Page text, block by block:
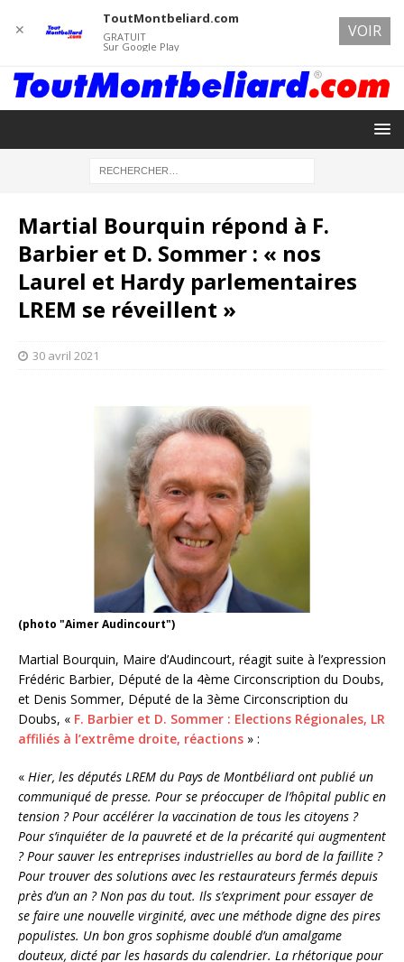
Martial Bourquin répond à F.
Barbier et D. Sommer : « nos
Laurel et Hardy parlementaires
LREM se réveillent »
30 avril 2021
(photo "Aimer Audincourt")
Martial Bourquin, Maire d’Audincourt, réagit suite à l’expression
Frédéric Barbier, Député de la 4ème Circonscription du Doubs,
et Denis Sommer, Député de la 3ème Circonscription du
Doubs, « F. Barbier et D. Sommer : Elections Régionales, LR
affiliés à l’extrême droite, réactions » :
« Hier, les députés LREM du Pays de Montbéliard ont publié un
communiqué de presse. Pour se préoccuper de l’hôpital public en
tension ? Pour accélérer la vaccination de tous les citoyens ?
Pour s’inquiéter de la pauvreté et de la précarité qui augmentent
? Pour sauver les entreprises industrielles au bord de la faillite ?
Pour trouver des solutions avec les restaurateurs fermés depuis
près d’un an ? Non pas du tout. Ils s’expriment pour essayer de
se faire une nouvelle virginité, avec une méthode digne des pires
populistes. Un bon gros sophisme doublé d’un amalgame
douteux, dicté par les hasards du calendrier. La rhétorique pour
✕
ToutMontbeliard.com
GRATUIT
Sur Google Play
VOIR